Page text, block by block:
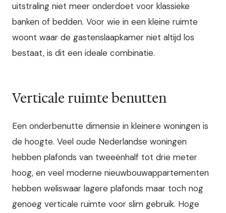
uitstraling niet meer onderdoet voor klassieke
banken of bedden. Voor wie in een kleine ruimte
woont waar de gastenslaapkamer niet altijd los
bestaat, is dit een ideale combinatie.
Verticale ruimte benutten
Een onderbenutte dimensie in kleinere woningen is
de hoogte. Veel oude Nederlandse woningen
hebben plafonds van tweeënhalf tot drie meter
hoog, en veel moderne nieuwbouwappartementen
hebben weliswaar lagere plafonds maar toch nog
genoeg verticale ruimte voor slim gebruik. Hoge